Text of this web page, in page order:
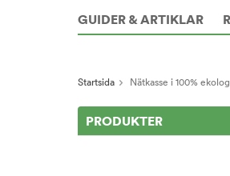
GUIDER & ARTIKLAR
Startsida Nätkasse i 100%
PRODUKTER